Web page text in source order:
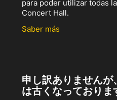
para poder utilizar todas
Concert Hall.
Saber más
申し訳ありません
は古くなっておりま